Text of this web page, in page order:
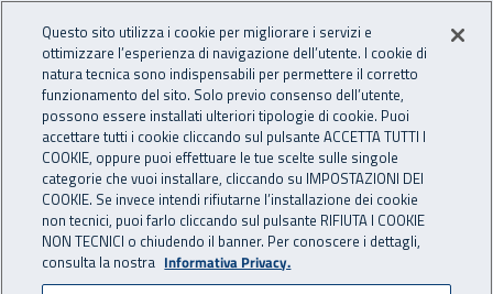
INAIL - Istituto Nazionale
Apri cerca
Navigazione principale
Navigazione - Ti trovi in:
Home Inail comunica News
30 maggio 2017
Questo sito utilizza i cookie per migliorare i servizi e
ottimizzare l’esperienza di navigazione dell’utente. I cookie di
natura tecnica sono indispensabili per permettere il corretto
funzionamento del sito. Solo previo consenso dell’utente,
possono essere installati ulteriori tipologie di cookie. Puoi
accettare tutti i cookie cliccando sul pulsante ACCETTA TUTTI I
COOKIE, oppure puoi effettuare le tue scelte sulle singole
categorie che vuoi installare, cliccando su IMPOSTAZIONI DEI
COOKIE. Se invece intendi rifiutarne l’installazione dei cookie
non tecnici, puoi farlo cliccando sul pulsante RIFIUTA I COOKIE
NON TECNICI o chiudendo il banner. Per conoscere i dettagli,
consulta la nostra Informativa Privacy.